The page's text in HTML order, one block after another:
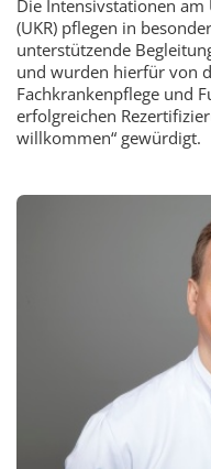
Die Intensivstationen
(UKR) pflegen in
unterstützende
und wurden hierfür von
Fachkrankenpflege und
erfolgreichen
willkommen“ gewürdigt.